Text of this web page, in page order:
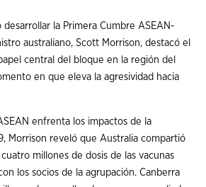
desarrollar la Primera Cumbre ASEAN-
australiano, Scott Morrison, destacó el
central del bloque en la región del
en que eleva la agresividad hacia
enfrenta los impactos de la
Morrison reveló que Australia compartió
millones de dosis de las vacunas
los socios de la agrupación. Canberra